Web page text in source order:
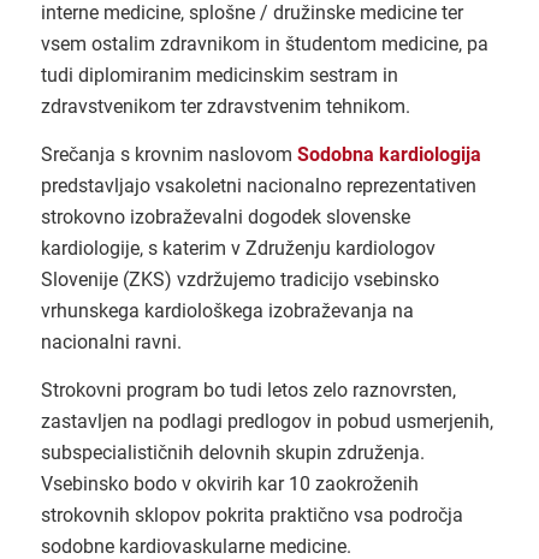
interne medicine, splošne / družinske medicine ter
vsem ostalim zdravnikom in študentom medicine, pa
tudi diplomiranim medicinskim sestram in
zdravstvenikom ter zdravstvenim tehnikom.
Srečanja s krovnim naslovom Sodobna kardiologija
predstavljajo vsakoletni nacionalno reprezentativen
strokovno izobraževalni dogodek slovenske
kardiologije, s katerim v Združenju kardiologov
Slovenije (ZKS) vzdržujemo tradicijo vsebinsko
vrhunskega kardiološkega izobraževanja na
nacionalni ravni.
Strokovni program bo tudi letos zelo raznovrsten,
zastavljen na podlagi predlogov in pobud usmerjenih,
subspecialističnih delovnih skupin združenja.
Vsebinsko bodo v okvirih kar 10 zaokroženih
strokovnih sklopov pokrita praktično vsa področja
sodobne kardiovaskularne medicine.